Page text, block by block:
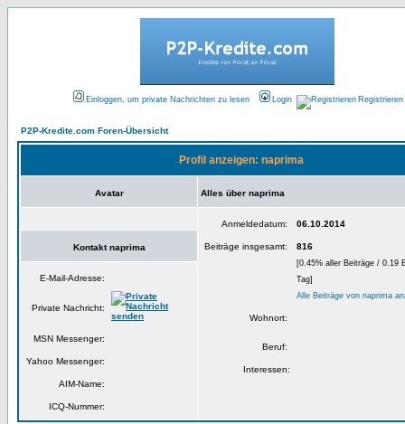
Einloggen, um private Nachrichten zu lesen Login Registrieren
P2P-Kredite.com Foren-Übersicht
Profil anzeigen: naprima
Avatar Alles über naprima
Anmeldedatum: 06.10.2014
Beiträge insgesamt: 816
[0.45% aller Beiträge / 0.19
Tag]
Alle Beiträge von naprima
Wohnort:
Beruf:
Interessen:
Kontakt naprima
E-Mail-Adresse:
Private Nachricht:
MSN Messenger:
Yahoo Messenger:
AIM-Name:
ICQ-Nummer: